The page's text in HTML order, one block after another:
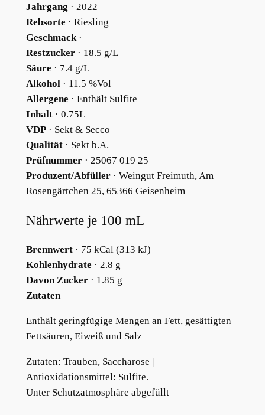
i
n
g
S
e
k
t
T
r
o
c
k
e
M
n
g
e
Jahrgang · 2022
Rebsorte · Riesling
Geschmack·
Restzucker· 18.5 g/L
Säure · 7.4 g/L
Alkohol · 11.5 %Vol
Allergene · Enthält Sulfite
Inhalt· 0.75L
VDP· Sekt & Secco
Qualität· Sekt b.A.
Prüfnummer· 25067 019 25
Produzent/Abfüller· Weingut Freimuth, Am
Rosengärtchen 25, 65366 Geisenheim
Nährwerte je 100 mL
Brennwert· 75 kCal (313 kJ)
Kohlenhydrate · 2.8 g
Davon Zucker· 1.85 g
Zutaten
Enthält geringfügige Mengen an Fett, gesättigten
Fettsäuren, Eiweiß und Salz
Zutaten: Trauben, Saccharose |
Antioxidationsmittel: Sulfite.
Unter Schutzatmosphäre abgefüllt